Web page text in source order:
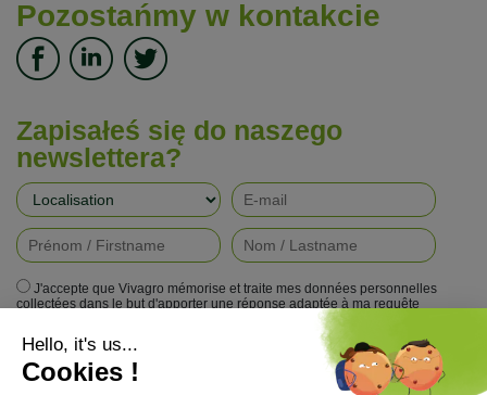
Pozostańmy w kontakcie
Zapisałeś się do naszego
newslettera?
J'accepte que Vivagro mémorise et traite mes données personnelles
collectées dans le but d'apporter une réponse adaptée à ma requête
conformément à la politique de protection de la vie privée de Vivagro.
I agree that Vivagro stores and processes my personal data collected in
order to provide an appropriate response to my request in accordance with
Vivagro's privacy policy.